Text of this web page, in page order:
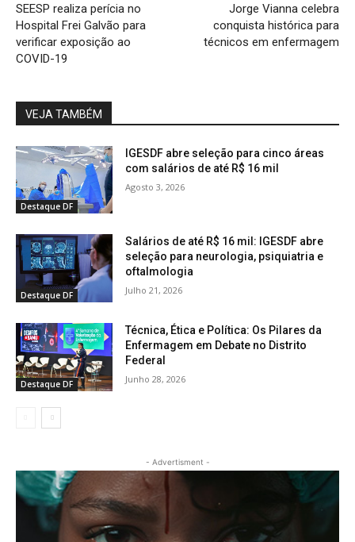
SEESP realiza perícia no
Hospital Frei Galvão para
verificar exposição ao
COVID-19
Jorge Vianna celebra
conquista histórica para
técnicos em enfermagem
VEJA TAMBÉM
Destaque DF
IGESDF abre seleção para cinco áreas
com salários de até R$ 16 mil
Agosto 3, 2026
Destaque DF
Salários de até R$ 16 mil: IGESDF abre
seleção para neurologia, psiquiatria e
oftalmologia
Julho 21, 2026
Destaque DF
Técnica, Ética e Política: Os Pilares da
Enfermagem em Debate no Distrito
Federal
Junho 28, 2026
- Advertisment -